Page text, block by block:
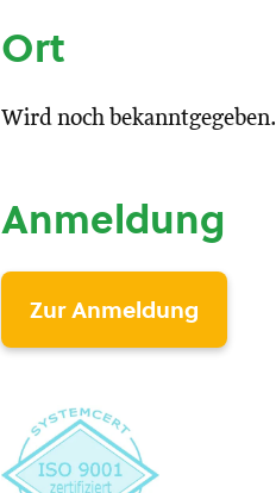
Ort
Wird noch bekanntgegeben.
Anmeldung
Zur Anmeldung